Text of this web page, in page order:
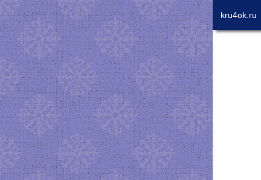
kru4ok.ru